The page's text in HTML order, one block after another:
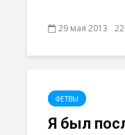
29 мая 2013
ФЕТВЫ
Я был